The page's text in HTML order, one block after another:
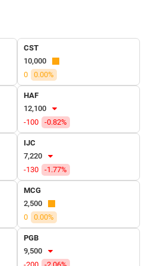
CST
10,000
0
0.00%
HAF
12,100
-100
-0.82%
IJC
7,220
-130
-1.77%
MCG
2,500
0
0.00%
PGB
9,500